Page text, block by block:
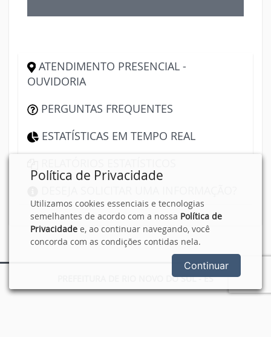
ATENDIMENTO PRESENCIAL -
OUVIDORIA
PERGUNTAS FREQUENTES
ESTATÍSTICAS EM TEMPO REAL
PREFEITURA DE RIO NOVO DO SUL - ES
Política de Privacidade
Utilizamos cookies essenciais e tecnologias
semelhantes de acordo com a nossa Política de
Privacidade e, ao continuar navegando, você
concorda com as condições contidas nela.
Continuar